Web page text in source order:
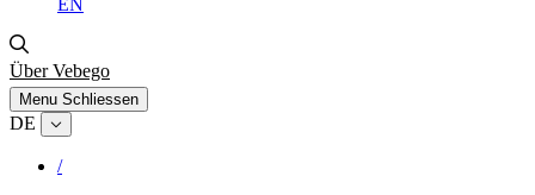
EN
Über Vebego
Menu Schliessen
DE
/